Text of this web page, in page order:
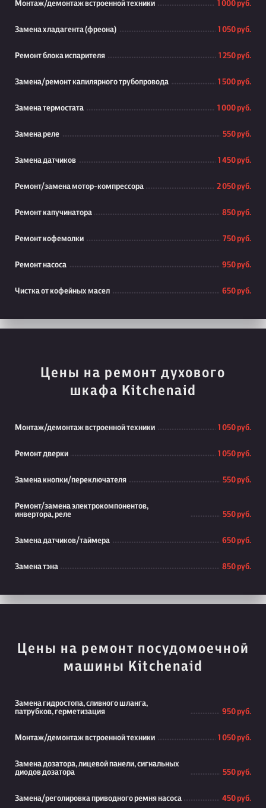
Монтаж/демонтаж встроенной техники 1 000 руб.
Замена хладагента (фреона) 1 050 руб.
Ремонт блока испарителя 1 250 руб.
Замена/ремонт капилярного трубопровода 1 500 руб.
Замена термостата 1 000 руб.
Замена реле 550 руб.
Замена датчиков 1 450 руб.
Ремонт/замена мотор-компрессора 2 050 руб.
Ремонт капучинатора 850 руб.
Ремонт кофемолки 750 руб.
Ремонт насоса 950 руб.
Чистка от кофейных масел 650 руб.
Цены на ремонт духового
шкафа Kitchenaid
Монтаж/демонтаж встроенной техники 1 050 руб.
Ремонт дверки 1 050 руб.
Замена кнопки/переключателя 550 руб.
Ремонт/замена электрокомпонентов,
инвертора, реле
550 руб.
Замена датчиков/таймера 650 руб.
Замена тэна 850 руб.
Цены на ремонт посудомоечной
машины Kitchenaid
Замена гидростопа, сливного шланга,
патрубков, герметизация
950 руб.
Монтаж/демонтаж встроенной техники 1 050 руб.
Замена дозатора, лицевой панели, сигнальных
диодов дозатора
550 руб.
Замена/реголировка приводного ремня насоса 450 руб.